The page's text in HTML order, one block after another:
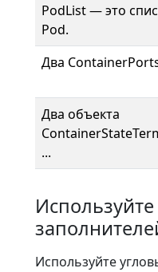
PodList — это
Pod.
Два
Два объекта
...
Используйте